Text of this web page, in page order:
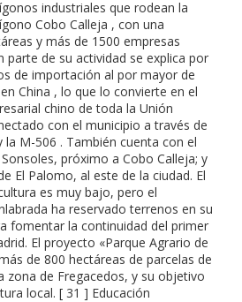
industriales que rodean la
Cobo Calleja , con una
y más de 1500 empresas
parte de su actividad se explica por
de importación al por mayor de
China , lo que lo convierte en el
chino de toda la Unión
con el municipio a través de
M-506 . También cuenta con el
próximo a Cobo Calleja; y
El Palomo, al este de la ciudad. El
es muy bajo, pero el
ha reservado terrenos en su
fomentar la continuidad del primer
El proyecto «Parque Agrario de
de 800 hectáreas de parcelas de
zona de Fregacedos, y su objetivo
local. [ 31 ] Educación